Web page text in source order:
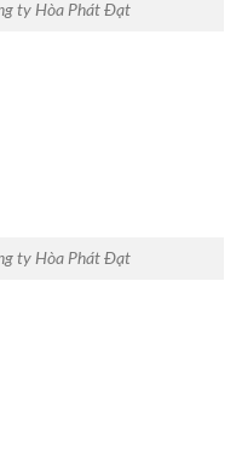
ty Hòa Phát Đạt
ty Hòa Phát Đạt